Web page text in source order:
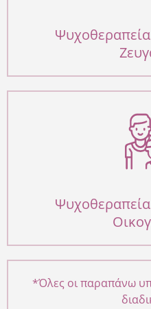
*Όλες οι παραπάνω